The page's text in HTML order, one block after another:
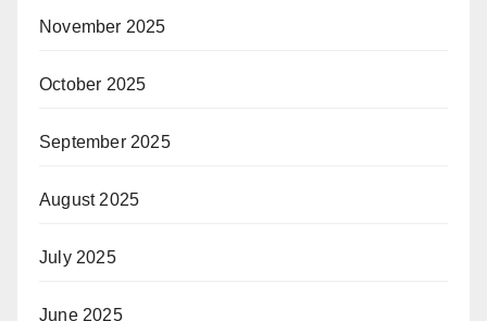
November 2025
October 2025
September 2025
August 2025
July 2025
June 2025